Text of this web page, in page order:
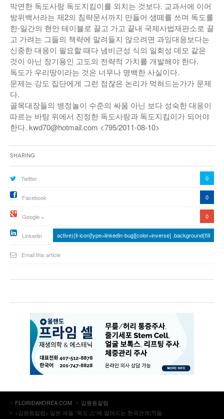
막연한 독도사랑 독도지킴이를 외치는 것보다. 교과서에 이어
방위백서라는 제2의 침략문서까지 만들어 생떼를 쓰며 독도를
한-일간의 현안 테이블로 끌고 가고 끝내 국제사법재판소로 끌
고 가려는 그들의 책략에 말려들지 않으려면 과잉대응보다는
신중한 대응이 필요할 때다 냄비근성 식의 일회성 데모 같은
것이 아닌 장기용인 고도의 전략적 가치를 개발해야 한다.
독도가 우리땅이라는 것은 너무나 명백한 사실이다.
문제는 강도 집단에게 그런 점잖은 논리가 먹혀드는가가 문제
다.
골목대장들의 병정놀이 수준의 싸움 아닌 보다 성숙한 대응이
따르는 바탕 위에서 진정한 독도사랑과 독도지킴이가 되어야
한다. kwd70@hotmail.com <795/2011-08-10>
Sharing
Twitter 0
Facebook 0
Google + 0
Linkedin active){li-icon[type=linkedin-bug][color=inverse] .background{fill
Email this article
FLORIDAKOREA.COM
김원동칼럼
<김원동칼럼> 일본 애들 “독도 쇼”에 말려드는 한국관객(?)들